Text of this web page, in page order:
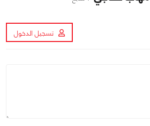
تسجيل الدخول